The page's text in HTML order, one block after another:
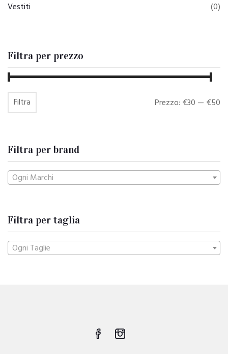
Vestiti
(0)
Filtra per prezzo
Prezzo
Prezzo
Filtra Prezzo: €30 — €50
Filtra per brand
Ogni Marchi
Filtra per taglia
Ogni Taglie